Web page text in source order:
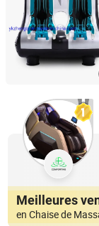
Zhejiang,
en Chaise de